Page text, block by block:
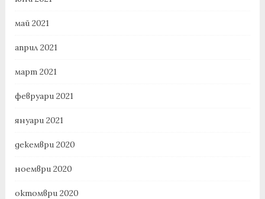
май 2021
април 2021
март 2021
февруари 2021
януари 2021
декември 2020
ноември 2020
октомври 2020